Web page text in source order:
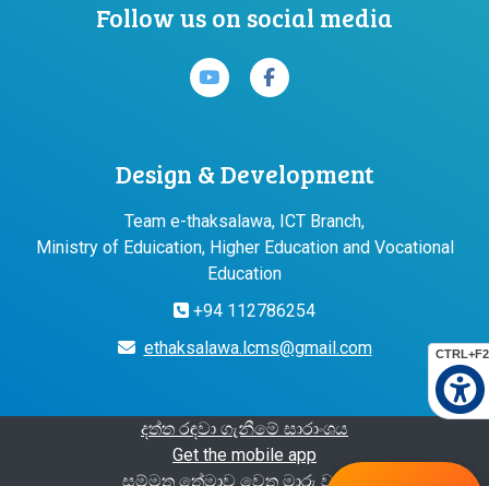
CTRL+F2
Follow us on social media
Design & Development
Team e-thaksalawa, ICT Branch,
Ministry of Eduication, Higher Education and Vocational
Education
+94 112786254
ethaksalawa.lcms@gmail.com
දත්ත රඳවා ගැනීමේ සාරාංශය
Get the mobile app
සම්මත තේමාව වෙත මාරු වන්න